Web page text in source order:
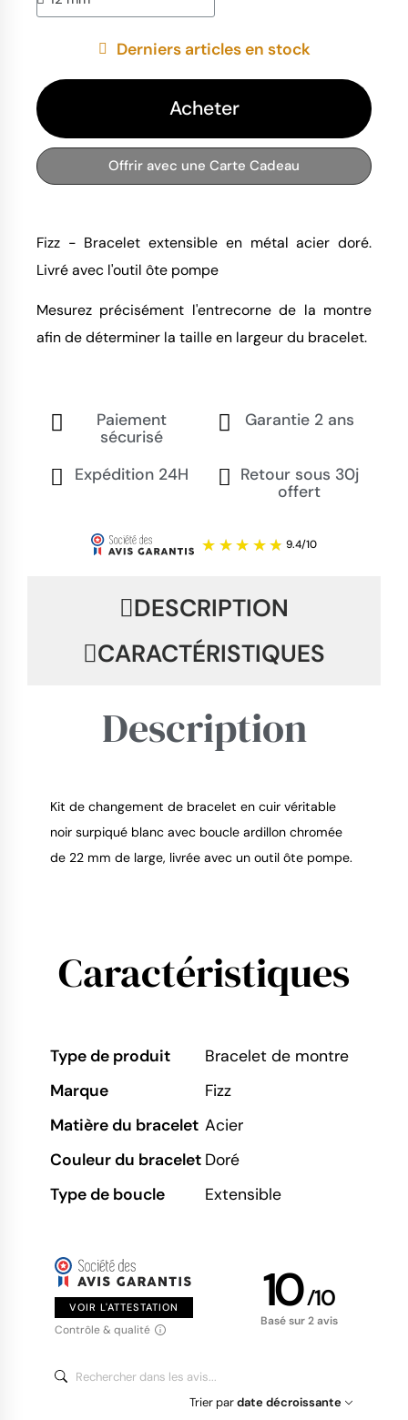
Derniers articles en stock
Acheter
Offrir avec une Carte Cadeau
Fizz - Bracelet extensible en métal acier doré.
Livré avec l'outil ôte pompe
Mesurez précisément l'entrecorne de la montre
afin de déterminer la taille en largeur du bracelet.
Paiement
sécurisé
Garantie 2 ans
Expédition 24H
Retour sous 30j
offert
DESCRIPTION
CARACTÉRISTIQUES
Description
Kit de changement de bracelet en cuir véritable
noir surpiqué blanc avec boucle ardillon chromée
de 22 mm de large, livrée avec un outil ôte pompe.
Caractéristiques
Type de produit
Bracelet de montre
Marque
Fizz
Matière du bracelet Acier
Couleur du bracelet Doré
Type de boucle
Extensible
VOIR L'ATTESTATION
Contrôle & qualité
10/10
Basé sur 2 avis
Trier pardate décroissante